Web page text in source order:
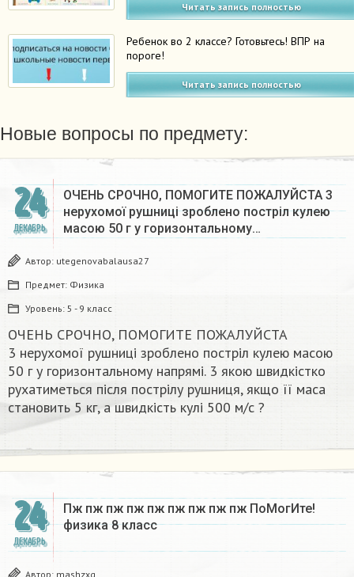
Читать запись полностью
Ребенок во 2 классе? Готовьтесь! ВПР на
пороге!
Читать запись полностью
Новые вопросы по предмету:
24
ДЕКАБРЬ
ОЧЕНЬ СРОЧНО, ПОМОГИТЕ ПОЖАЛУЙСТА 3
нерухомої рушниці зроблено постріл кулею
масою 50 г у горизонтальному…
Автор: utegenovabalausa27
Предмет: Физика
Уровень: 5 - 9 класс
ОЧЕНЬ СРОЧНО, ПОМОГИТЕ ПОЖАЛУЙСТА
3 нерухомої рушниці зроблено постріл кулею масою
50 г у горизонтальному напрямі. 3 якою швидкістко
рухатиметься після пострілу рушниця, якщо її маса
становить 5 кг, а швидкість кулі 500 м/с ?​
24
ДЕКАБРЬ
Пж пж пж пж пж пж пж пж пж ПоМогИте!
физика 8 класс​
Автор: mashzxq